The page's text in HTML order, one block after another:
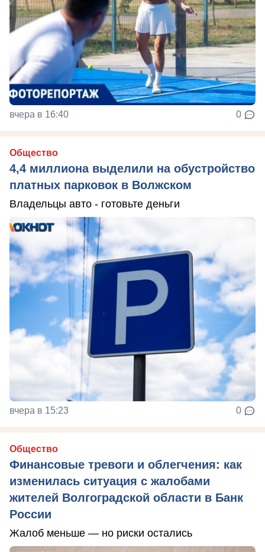
вчера в 16:40 0
Общество
4,4 миллиона выделили на обустройство
платных парковок в Волжском
Владельцы авто - готовьте деньги
вчера в 15:23 0
Общество
Финансовые тревоги и облегчения: как
изменилась ситуация с жалобами
жителей Волгоградской области в Банк
России
Жалоб меньше — но риски остались